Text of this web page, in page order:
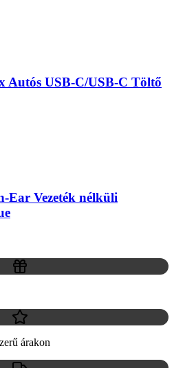
Autós USB-C/USB-C Töltő
Ear Vezeték nélküli
árakon